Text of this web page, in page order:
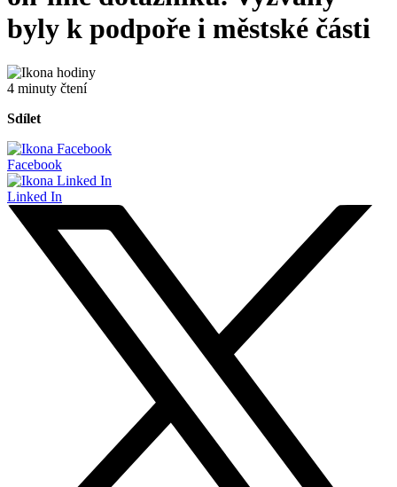
byly k podpoře i městské části
4 minuty čtení
Sdílet
Facebook
Linked In